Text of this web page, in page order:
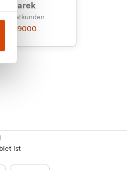
Marek
Privatkunden
237 69000
ist